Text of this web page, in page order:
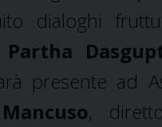
dialoghi
presente ad
,